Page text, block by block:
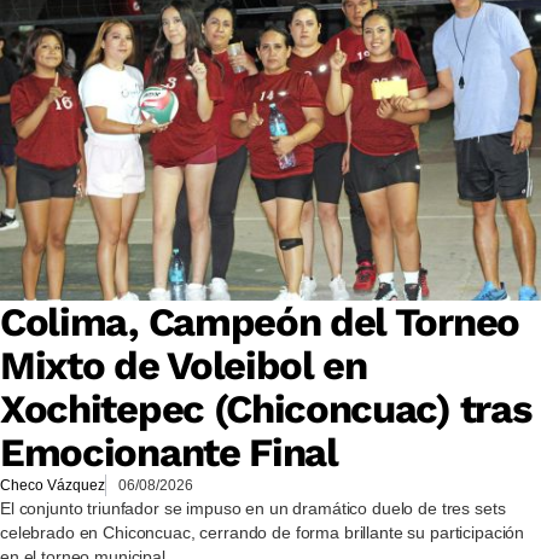
Colima, Campeón del Torneo
Mixto de Voleibol en
Xochitepec (Chiconcuac) tras
Emocionante Final
Checo Vázquez 06/08/2026
El conjunto triunfador se impuso en un dramático duelo de tres sets
celebrado en Chiconcuac, cerrando de forma brillante su participación